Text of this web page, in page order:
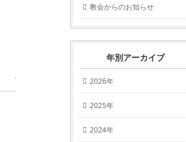
教会からのお知らせ
年別アーカイブ
2026年
2025年
2024年